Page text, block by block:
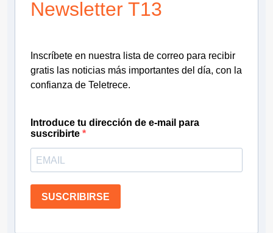
Newsletter T13
Inscríbete en nuestra lista de correo para recibir
gratis las noticias más importantes del día, con la
confianza de Teletrece.
Introduce tu dirección de e-mail para
suscribirte
SUSCRIBIRSE